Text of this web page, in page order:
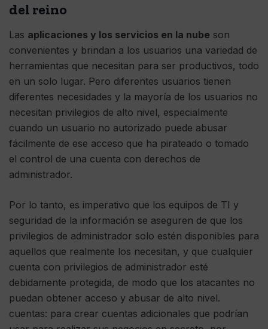
del reino
Las aplicaciones y los servicios en la nube son
convenientes y brindan a los usuarios una variedad de
herramientas que necesitan para ser productivos, todo
en un solo lugar. Pero diferentes usuarios tienen
diferentes necesidades y la mayoría de los usuarios no
necesitan privilegios de alto nivel, especialmente
cuando un usuario no autorizado puede abusar
fácilmente de ese acceso que ha pirateado o tomado
el control de una cuenta con derechos de
administrador.
Por lo tanto, es imperativo que los equipos de TI y
seguridad de la información se aseguren de que los
privilegios de administrador solo estén disponibles para
aquellos que realmente los necesitan, y que cualquier
cuenta con privilegios de administrador esté
debidamente protegida, de modo que los atacantes no
puedan obtener acceso y abusar de alto nivel.
cuentas: para crear cuentas adicionales que podrían